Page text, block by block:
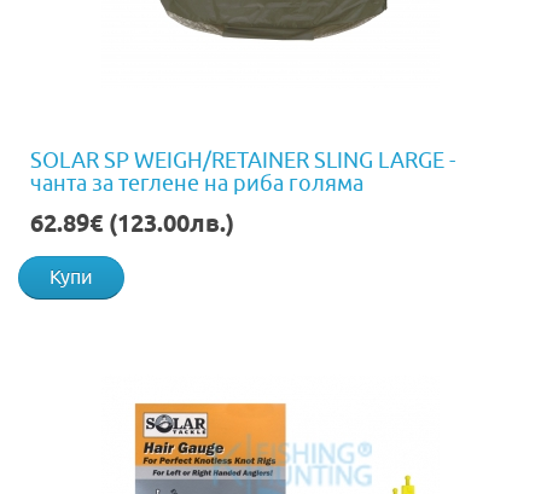
SOLAR SP WEIGH/RETAINER SLING LARGE -
чанта за теглене на риба голяма
62.89€ (123.00лв.)
Купи